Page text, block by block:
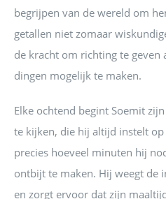
begrijpen van de wereld om
getallen niet zomaar
de kracht om richting te geven
dingen mogelijk te maken.
Elke ochtend begint Soemit
te kijken, die hij altijd instelt
precies hoeveel minuten hij
ontbijt te maken. Hij weegt de
en zorgt ervoor dat zijn